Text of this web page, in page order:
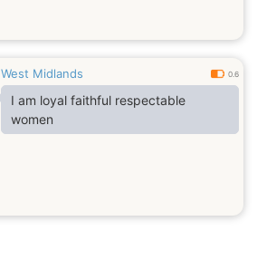
West Midlands 0.6
I am loyal faithful respectable
women